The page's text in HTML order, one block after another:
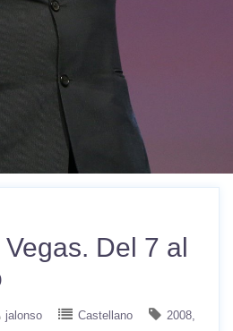
Del 7 al
jalonso Castellano
2008